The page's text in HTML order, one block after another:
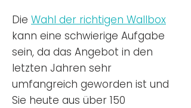
Die Wahl der richtigen Wallbox
kann eine schwierige Aufgabe
sein, da das Angebot in den
letzten Jahren sehr
umfangreich geworden ist und
Sie heute aus über 150